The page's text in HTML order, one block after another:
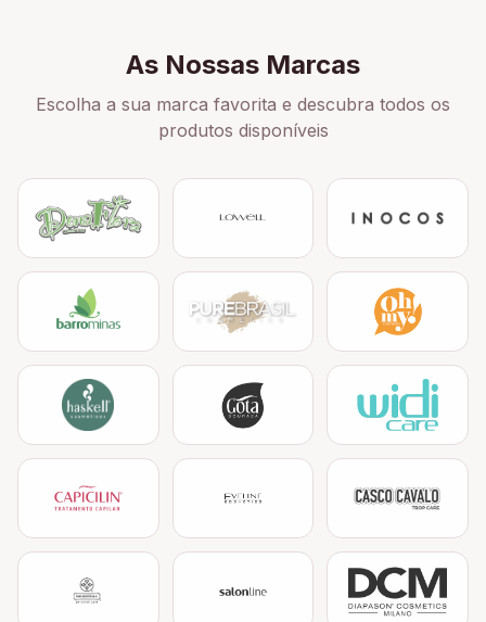
As Nossas Marcas
Escolha a sua marca favorita e descubra todos os
produtos disponíveis